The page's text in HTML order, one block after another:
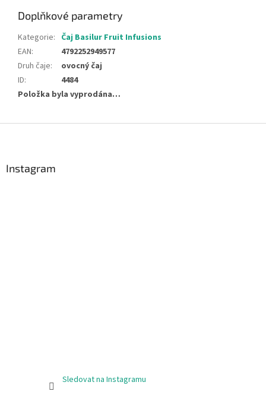
Doplňkové parametry
Kategorie: Čaj Basilur Fruit Infusions
EAN:
4792252949577
Druh čaje:
ovocný čaj
ID:
4484
Položka byla vyprodána…
Instagram
Sledovat na Instagramu